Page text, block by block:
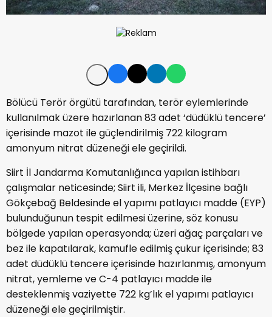
Bölücü Terör örgütü tarafından, terör eylemlerinde
kullanılmak üzere hazırlanan 83 adet ‘düdüklü tencere’
içerisinde mazot ile güçlendirilmiş 722 kilogram
amonyum nitrat düzeneği ele geçirildi.
Siirt İl Jandarma Komutanlığınca yapılan istihbarı
çalışmalar neticesinde; Siirt ili, Merkez İlçesine bağlı
Gökçebağ Beldesinde el yapımı patlayıcı madde (EYP)
bulunduğunun tespit edilmesi üzerine, söz konusu
bölgede yapılan operasyonda; üzeri ağaç parçaları ve
bez ile kapatılarak, kamufle edilmiş çukur içerisinde; 83
adet düdüklü tencere içerisinde hazırlanmış, amonyum
nitrat, yemleme ve C-4 patlayıcı madde ile
desteklenmiş vaziyette 722 kg’lık el yapımı patlayıcı
düzeneği ele geçirilmiştir.